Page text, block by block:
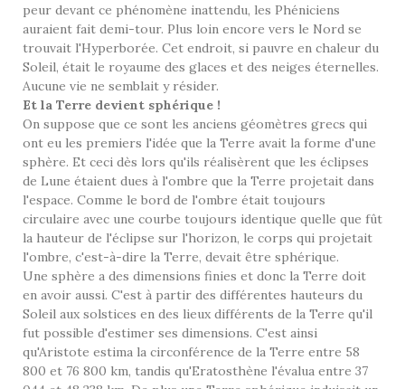
peur devant ce phénomène inattendu, les Phéniciens
auraient fait demi-tour. Plus loin encore vers le Nord se
trouvait l'Hyperborée. Cet endroit, si pauvre en chaleur du
Soleil, était le royaume des glaces et des neiges éternelles.
Aucune vie ne semblait y résider.
Et la Terre devient sphérique !
On suppose que ce sont les anciens géomètres grecs qui
ont eu les premiers l'idée que la Terre avait la forme d'une
sphère. Et ceci dès lors qu'ils réalisèrent que les éclipses
de Lune étaient dues à l'ombre que la Terre projetait dans
l'espace. Comme le bord de l'ombre était toujours
circulaire avec une courbe toujours identique quelle que fût
la hauteur de l'éclipse sur l'horizon, le corps qui projetait
l'ombre, c'est-à-dire la Terre, devait être sphérique.
Une sphère a des dimensions finies et donc la Terre doit
en avoir aussi. C'est à partir des différentes hauteurs du
Soleil aux solstices en des lieux différents de la Terre qu'il
fut possible d'estimer ses dimensions. C'est ainsi
qu'Aristote estima la circonférence de la Terre entre 58
800 et 76 800 km, tandis qu'Eratosthène l'évalua entre 37